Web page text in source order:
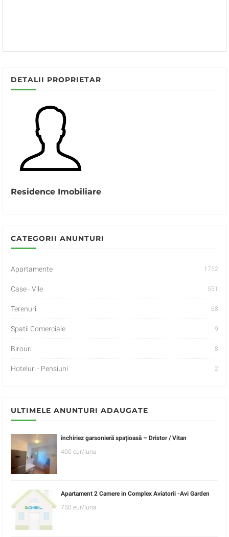
DETALII PROPRIETAR
Residence Imobiliare
CATEGORII ANUNTURI
Apartamente 1752
Case - Vile 551
Terenuri 68
Spatii Comerciale 9
Birouri 8
Hoteluri - Pensiuni 2
ULTIMELE ANUNTURI ADAUGATE
închiriez garsonieră spațioasă – Dristor / Vitan
400 eur/luna
Apartament 2 Camere in Complex Aviatorii -Avi Garden
750 eur/luna